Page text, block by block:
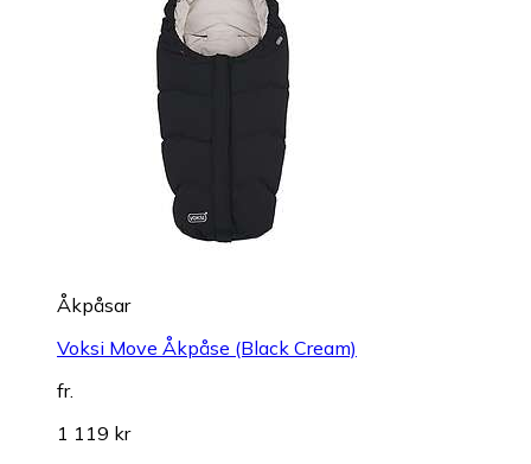
Åkpåsar
Voksi Move Åkpåse (Black Cream)
fr.
1 119 kr